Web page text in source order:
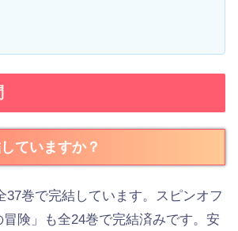
ていますか？
37巻で完結しています。スピンオフ
冒険」も全24巻で完結済みです。安